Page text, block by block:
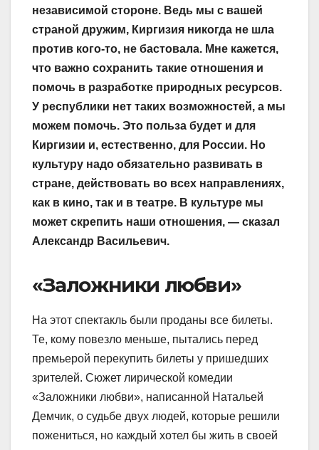
независимой стороне. Ведь мы с вашей
страной дружим, Киргизия никогда не шла
против кого-то, не бастовала. Мне кажется,
что важно сохранить такие отношения и
помочь в разработке природных ресурсов.
У республики нет таких возможностей, а мы
можем помочь. Это польза будет и для
Киргизии и, естественно, для России. Но
культуру надо обязательно развивать в
стране, действовать во всех направлениях,
как в кино, так и в театре. В культуре мы
может скрепить наши отношения, — сказал
Александр Васильевич.
«Заложники любви»
На этот спектакль были проданы все билеты.
Те, кому повезло меньше, пытались перед
премьерой перекупить билеты у пришедших
зрителей. Сюжет лирической комедии
«Заложники любви», написанной Натальей
Демчик, о судьбе двух людей, которые решили
пожениться, но каждый хотел бы жить в своей